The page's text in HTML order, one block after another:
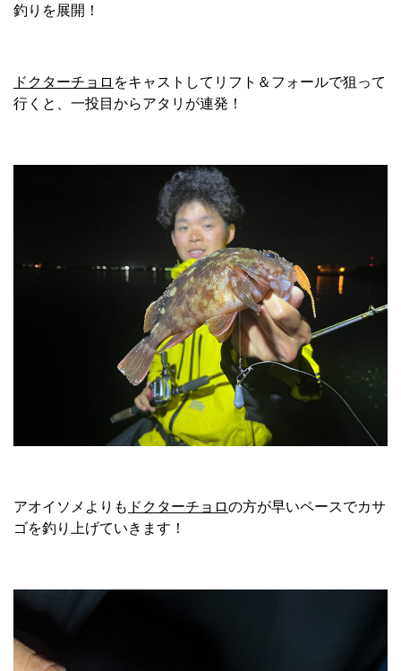
釣りを展開！
ドクターチョロ をキャストしてリフト＆フォールで狙って
行くと、一投目からアタリが連発！
アオイソメよりも ドクターチョロの方が早いペースでカサ
ゴを釣り上げていきます！